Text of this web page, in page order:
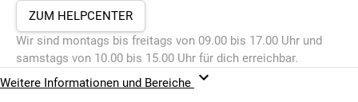
ZUM HELPCENTER
Wir sind montags bis freitags von 09.00 bis 17.00 Uhr und
samstags von 10.00 bis 15.00 Uhr für dich erreichbar.
Weitere Informationen und Bereiche